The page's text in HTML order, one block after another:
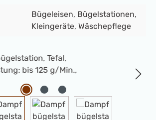
Bügeleisen, Bügelstationen,
Kleingeräte, Wäschepflege